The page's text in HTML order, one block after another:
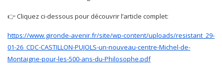
👉 Cliquez ci-dessous pour découvrir l’article complet:
https://www.gironde-avenir.fr/site/wp-content/uploads/resistant_29-
01-26_CDC-CASTILLON-PUJOLS-un-nouveau-centre-Michel-de-
Montaigne-pour-les-500-ans-du-Philosophe.pdf